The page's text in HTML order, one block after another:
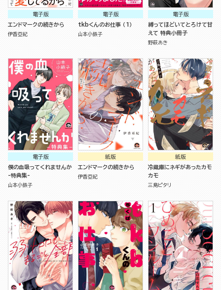
電子版
エンドマークの続きから
伊香亞紀
電子版
tkbくんのお仕事 （1）
山本小鉄子
電子版
縛ってほどいてとろけて甘
えて 特典小冊子
野萩あき
電子版
僕の血吸ってくれませんか
-特典集-
山本小鉄子
紙版
エンドマークの続きから
伊香亞紀
紙版
冷蔵庫にネギがあったカモ
カモ
三島ピタリ